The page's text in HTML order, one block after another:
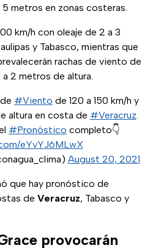
metros en zonas costeras.
km/h con oleaje de 2 a 3
y Tabasco, mientras que
rachas de viento de
a 2 metros de altura.
de #Viento de 120 a 150 km/h y
altura en costa de #Veracruz.
#Pronóstico completo👇
eYvYJ6MLwX
August 20, 2021
que hay pronóstico de
de Veracruz, Tabasco y
provocarán